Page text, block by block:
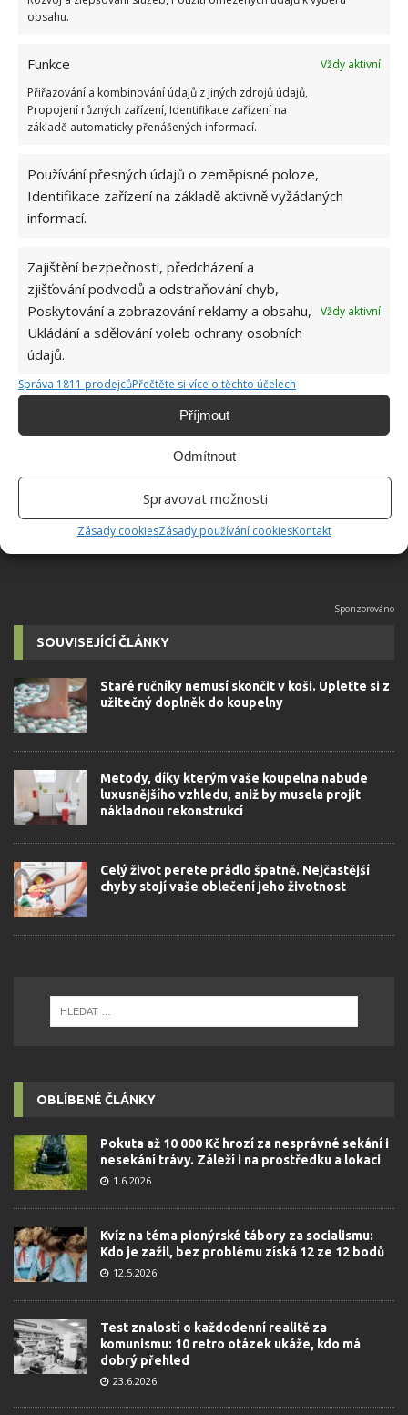
obsahu.
Funkce
Vždy aktivní
Přiřazování a kombinování údajů z jiných zdrojů údajů,
Propojení různých zařízení, Identifikace zařízení na
základě automaticky přenášených informací.
Používání přesných údajů o zeměpisné poloze,
Identifikace zařízení na základě aktivně vyžádaných
informací.
Zajištění bezpečnosti, předcházení a
zjišťování podvodů a odstraňování chyb,
Poskytování a zobrazování reklamy a obsahu,
Ukládání a sdělování voleb ochrany osobních
údajů.
Vždy aktivní
Správa 1811 prodejcůPřečtěte si více o těchto účelech
Příjmout
Odmítnout
Spravovat možnosti
Zásady cookiesZásady používání cookiesKontakt
PRANÍ PRÁDLA RADY A TIPY RUČNÍKY
Jiří Kolář
Absolvent České zemědělské
univerzity, který je již od malička
velkým kutilem. V podstatě vše, co je
možné najít v j...[Více o autorovi]
SOUVISEJÍCÍ ČLÁNKY
Staré ručníky nemusí skončit v koši. Upleťte si z
užitečný doplněk do koupelny
Metody, díky kterým vaše koupelna nabude
luxusnějšího vzhledu, aniž by musela projít
nákladnou rekonstrukcí
Celý život perete prádlo špatně. Nejčastější
chyby stojí vaše oblečení jeho životnost
OBLÍBENÉ ČLÁNKY
Pokuta až 10 000 Kč hrozí za nesprávné sekání i
nesekání trávy. Záleží i na prostředku a lokaci
1.6.2026
Kvíz na téma pionýrské tábory za socialismu:
Kdo je zažil, bez problému získá 12 ze 12 bodů
12.5.2026
Test znalostí o každodenní realitě za
komunismu: 10 retro otázek ukáže, kdo má
dobrý přehled
23.6.2026